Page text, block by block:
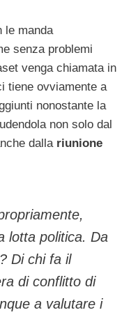
le manda
senza problemi
venga chiamata in
tiene ovviamente a
nonostante la
non solo dal
dalla riunione
lotta politica. Da
Di chi fa il
di conflitto di
a valutare i